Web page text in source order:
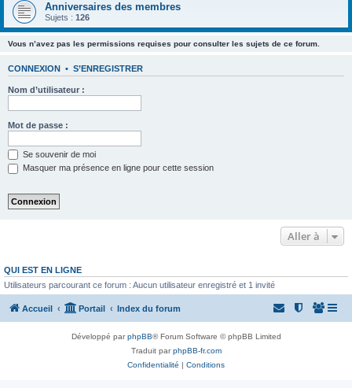
Anniversaires des membres
Sujets : 126
Vous n’avez pas les permissions requises pour consulter les sujets de ce forum.
CONNEXION • S’ENREGISTRER
Nom d’utilisateur :
Mot de passe :
Se souvenir de moi
Masquer ma présence en ligne pour cette session
Aller à
QUI EST EN LIGNE
Utilisateurs parcourant ce forum : Aucun utilisateur enregistré et 1 invité
Accueil Portail Index du forum
Développé parphpBB® Forum Software © phpBB Limited
Traduit parphpBB-fr.com
Confidentialité | Conditions